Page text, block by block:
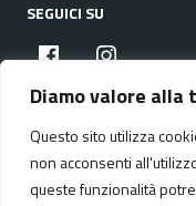
Diamo valore alla
Questo sito utilizza
non acconsenti
queste funzionalità
SEGUICI SU
facebookinstagram
Media policy